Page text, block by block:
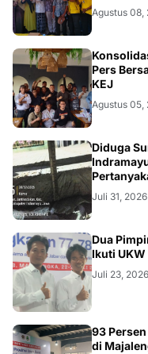
Agustus 08,
Pers
KEJ
Agustus 05,
KRIMINAL
Diduga
Juli 31, 2026
Dua
Ikuti
Juli 23, 2026
93
di